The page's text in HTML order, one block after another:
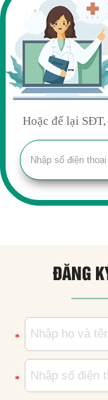
Hoặc để lại
ĐĂNG
*
*